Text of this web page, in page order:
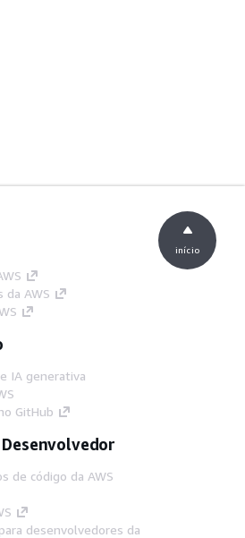
da AWS
IA generativa
GitHub
de código da AWS
desenvolvedores da
início